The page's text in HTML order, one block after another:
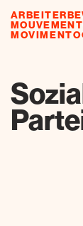
ressources